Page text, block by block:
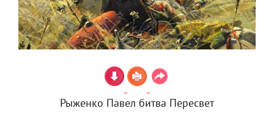
Рыженко Павел битва Пересвет